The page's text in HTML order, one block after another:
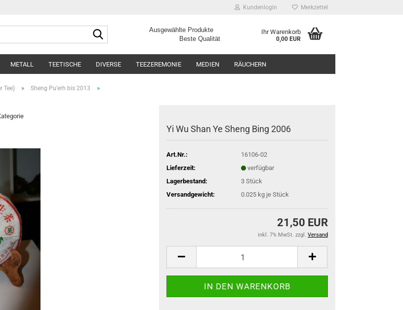
Kundenlogin Merkzettel
Ausgewählte Produkte
Beste Qualität
Ihr Warenkorb
0,00 EUR
METALL TEETISCHE DIVERSE TEEZEREMONIE MEDIEN RÄUCHERN
Tee) » Sheng Pu'erh bis 2013 »
Yi Wu Shan Ye Sheng Bing 2006
Art.Nr.:
16106-02
Lieferzeit:
verfügbar
Lagerbestand:
3Stück
Versandgewicht:
0.025 kg je Stück
21,50 EUR
inkl. 7% MwSt. zzgl. Versand